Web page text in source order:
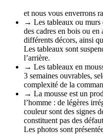
et nous vous enverrons
→ Les tableaux ou murs
des cadres en bois ou
différents décors, ainsi
Les tableaux sont
l’arrière.
→ Les tableaux en
3 semaines ouvrables,
complexité de la
→ La mousse est un
l’homme : de légères
couleur sont des signes
constituent pas des
Les photos sont